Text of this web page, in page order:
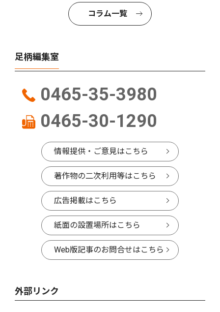
コラム一覧
足柄編集室
0465-35-3980
0465-30-1290
情報提供・ご意見はこちら
著作物の二次利用等はこちら
広告掲載はこちら
紙面の設置場所はこちら
Web版記事のお問合せはこちら
外部リンク